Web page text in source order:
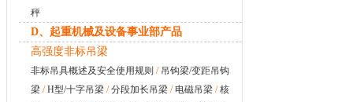
秤
D、起重机械及设备事业部产品
高强度非标吊梁
非标吊具概述及安全使用规则 / 吊钩梁/变距吊钩
梁 /H型/十字吊梁 /分段加长吊梁 / 电磁吊梁 /核